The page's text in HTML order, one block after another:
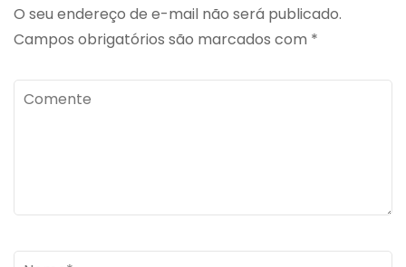
O seu endereço de e-mail não será publicado.
Campos obrigatórios são marcados com *
Comente
Name*